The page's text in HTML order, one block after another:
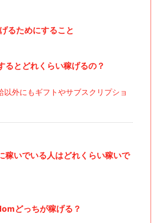
るためにすること
とどれくらい稼げるの？
以外にもギフトやサブスクリプショ
いでいる人はどれくらい稼いで
どっちが稼げる？